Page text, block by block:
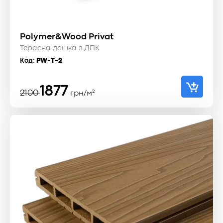
Polymer&Wood Privat
Терасна дошка з ДПК
Код: PW-T-2
2100
Оригінальна
2100 ₴.
1877
Поточна
1877 ₴.
грн/м²